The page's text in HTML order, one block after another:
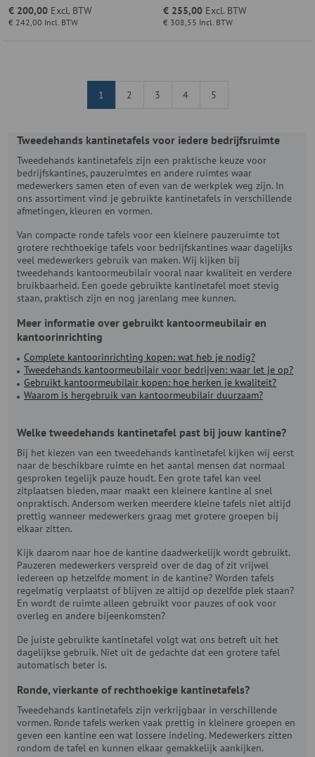
€ 242,00 Incl. BTW
€ 200,00 Excl. BTW
€ 308,55 Incl. BTW
€ 255,00 Excl. BTW
1 2 3 4 5
Tweedehands kantinetafels voor iedere bedrijfsruimte
Tweedehands kantinetafels zijn een praktische keuze voor
bedrijfskantines, pauzeruimtes en andere ruimtes waar
medewerkers samen eten of even van de werkplek weg zijn. In
ons assortiment vind je gebruikte kantinetafels in verschillende
afmetingen, kleuren en vormen.
Van compacte ronde tafels voor een kleinere pauzeruimte tot
grotere rechthoekige tafels voor bedrijfskantines waar dagelijks
veel medewerkers gebruik van maken. Wij kijken bij
tweedehands kantoormeubilair vooral naar kwaliteit en verdere
bruikbaarheid. Een goede gebruikte kantinetafel moet stevig
staan, praktisch zijn en nog jarenlang mee kunnen.
Meer informatie over gebruikt kantoormeubilair en
kantoorinrichting
Complete kantoorinrichting kopen: wat heb je nodig?
Tweedehands kantoormeubilair voor bedrijven: waar let je op?
Gebruikt kantoormeubilair kopen: hoe herken je kwaliteit?
Waarom is hergebruik van kantoormeubilair duurzaam?
Welke tweedehands kantinetafel past bij jouw kantine?
Bij het kiezen van een tweedehands kantinetafel kijken wij eerst
naar de beschikbare ruimte en het aantal mensen dat normaal
gesproken tegelijk pauze houdt. Een grote tafel kan veel
zitplaatsen bieden, maar maakt een kleinere kantine al snel
onpraktisch. Andersom werken meerdere kleine tafels niet altijd
prettig wanneer medewerkers graag met grotere groepen bij
elkaar zitten.
Kijk daarom naar hoe de kantine daadwerkelijk wordt gebruikt.
Pauzeren medewerkers verspreid over de dag of zit vrijwel
iedereen op hetzelfde moment in de kantine? Worden tafels
regelmatig verplaatst of blijven ze altijd op dezelfde plek staan?
En wordt de ruimte alleen gebruikt voor pauzes of ook voor
overleg en andere bijeenkomsten?
De juiste gebruikte kantinetafel volgt wat ons betreft uit het
dagelijkse gebruik. Niet uit de gedachte dat een grotere tafel
automatisch beter is.
Ronde, vierkante of rechthoekige kantinetafels?
Tweedehands kantinetafels zijn verkrijgbaar in verschillende
vormen. Ronde tafels werken vaak prettig in kleinere groepen en
geven een kantine een wat lossere indeling. Medewerkers zitten
rondom de tafel en kunnen elkaar gemakkelijk aankijken.